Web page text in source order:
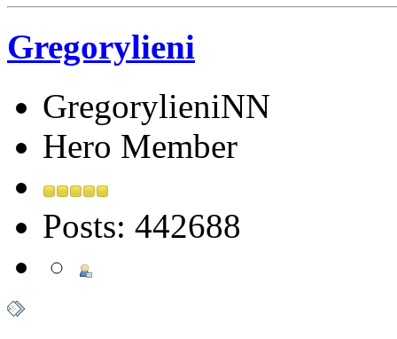
Gregorylieni
GregorylieniNN
Hero Member
Posts: 442688